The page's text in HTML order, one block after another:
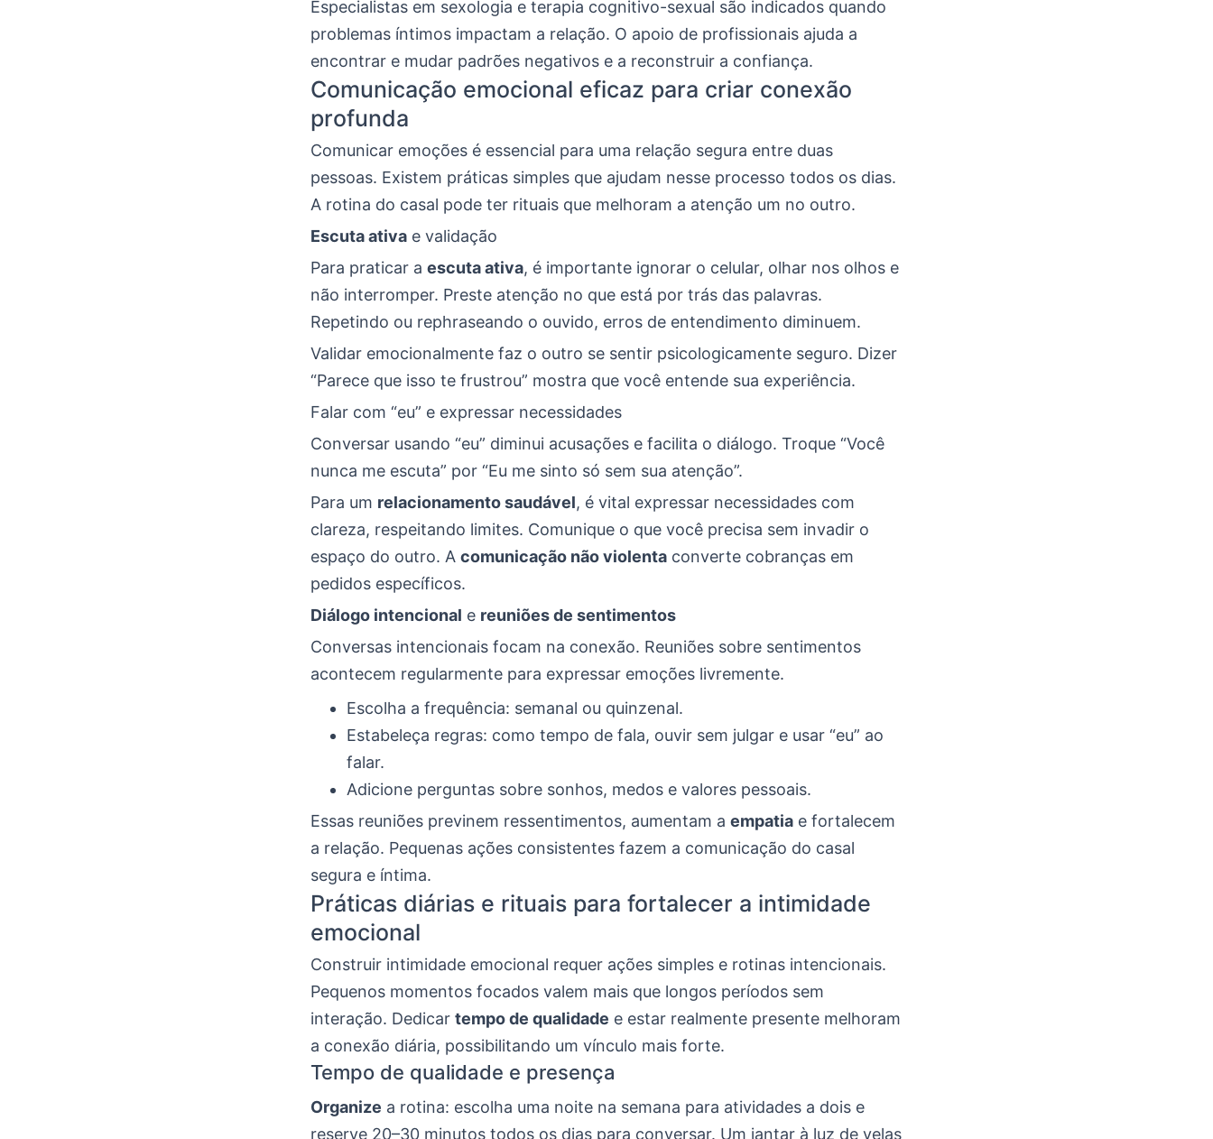
Especialistas em sexologia e terapia cognitivo-sexual são indicados quando
problemas íntimos impactam a relação. O apoio de profissionais ajuda a
encontrar e mudar padrões negativos e a reconstruir a confiança.
Comunicação emocional eficaz para criar conexão
profunda
Comunicar emoções é essencial para uma relação segura entre duas
pessoas. Existem práticas simples que ajudam nesse processo todos os dias.
A rotina do casal pode ter rituais que melhoram a atenção um no outro.
Escuta ativa e validação
Para praticar a escuta ativa, é importante ignorar o celular, olhar nos olhos e
não interromper. Preste atenção no que está por trás das palavras.
Repetindo ou rephraseando o ouvido, erros de entendimento diminuem.
Validar emocionalmente faz o outro se sentir psicologicamente seguro. Dizer
“Parece que isso te frustrou” mostra que você entende sua experiência.
Falar com “eu” e expressar necessidades
Conversar usando “eu” diminui acusações e facilita o diálogo. Troque “Você
nunca me escuta” por “Eu me sinto só sem sua atenção”.
Para um relacionamento saudável, é vital expressar necessidades com
clareza, respeitando limites. Comunique o que você precisa sem invadir o
espaço do outro. A comunicação não violenta converte cobranças em
pedidos específicos.
Diálogo intencional e reuniões de sentimentos
Conversas intencionais focam na conexão. Reuniões sobre sentimentos
acontecem regularmente para expressar emoções livremente.
Escolha a frequência: semanal ou quinzenal.
Estabeleça regras: como tempo de fala, ouvir sem julgar e usar “eu” ao
falar.
Adicione perguntas sobre sonhos, medos e valores pessoais.
Essas reuniões previnem ressentimentos, aumentam a empatia e fortalecem
a relação. Pequenas ações consistentes fazem a comunicação do casal
segura e íntima.
Práticas diárias e rituais para fortalecer a intimidade
emocional
Construir intimidade emocional requer ações simples e rotinas intencionais.
Pequenos momentos focados valem mais que longos períodos sem
interação. Dedicar tempo de qualidade e estar realmente presente melhoram
a conexão diária, possibilitando um vínculo mais forte.
Tempo de qualidade e presença
Organize a rotina: escolha uma noite na semana para atividades a dois e
reserve 20–30 minutos todos os dias para conversar. Um jantar à luz de velas